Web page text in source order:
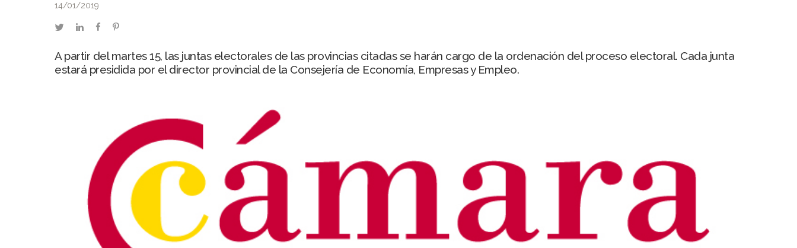
14/01/2019
twitterlinkedinfacebookpinterest
A partir del martes 15, las juntas electorales de las provincias citadas se harán cargo de la ordenación del proceso electoral. Cada junta
estará presidida por el director provincial de la Consejería de Economía, Empresas y Empleo.